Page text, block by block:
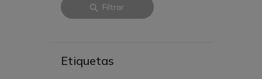
Filtrar
Etiquetas